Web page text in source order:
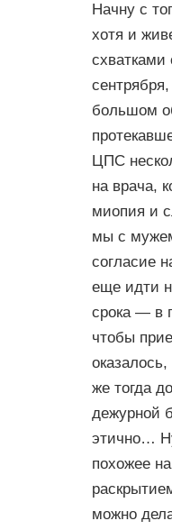
Начну с
хотя и
большом
ЦПС
на врача,
миопия и
мы с
согласие
еще идти
срока — в
чтобы
же тогда
дежурной
этично…
похожее
можно